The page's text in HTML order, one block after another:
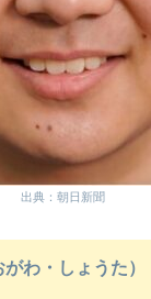
出典：朝日新聞
わ・しょうた）